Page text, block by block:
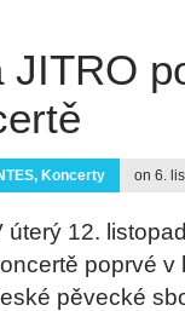
JITRO
, Koncerty on 6.
úterý 12.
poprvé
pěvecké